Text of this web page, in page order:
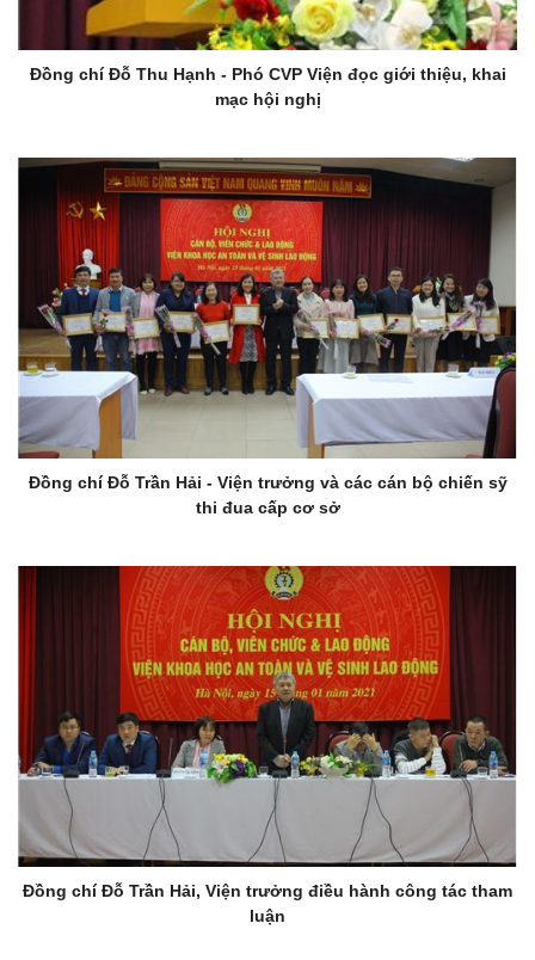
Đồng chí Đỗ Thu Hạnh - Phó CVP Viện đọc giới thiệu, khai
mạc hội nghị
Đồng chí Đỗ Trần Hải - Viện trưởng và các cán bộ chiến sỹ
thi đua cấp cơ sở
Đồng chí Đỗ Trần Hải, Viện trưởng điều hành công tác tham
luận